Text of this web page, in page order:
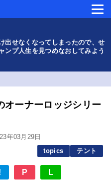
出せなくなってしまったので、せ
ンプ人生を見つめなおしてみよう
オーナーロッジシリー
年03月29日
topics
テント
P L